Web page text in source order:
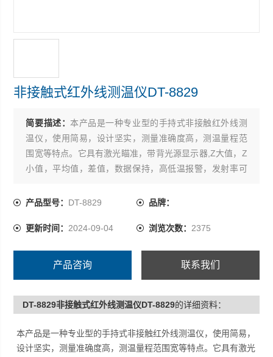
非接触式红外线测温仪DT-8829
简要描述：本产品是一种专业型的手持式非接触红外线测
温仪，使用简易，设计坚实，测量准确度高，测温量程范
围宽等特点。它具有激光瞄准，带背光源显示器,Z大值，Z
小值，平均值，差值，数据保持，高低温报警，发射率可
测量那些不适合使用传统接触式测量方法来测量物体的表
体）。
产品型号： DT-8829 品牌：
更新时间： 2024-09-04 浏览次数： 2375
产品咨询 联系我们
DT-8829非接触式红外线测温仪DT-8829的详细资料：
本产品是一种专业型的手持式非接触红外线测温仪，使用简易，
设计坚实，测量准确度高，测温量程范围宽等特点。它具有激光